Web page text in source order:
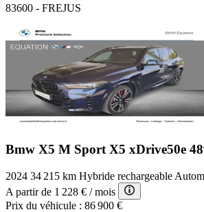
83600 - FREJUS
Bmw X5 M Sport X5 xDrive50e
2024 34 215 km Hybride rechargeable
A partir de 1 228 € / mois
Prix du véhicule : 86 900 €